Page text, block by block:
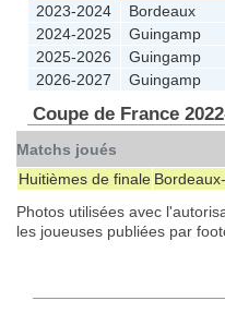
2023-2024
Bordeaux
2024-2025
Guingamp
2025-2026
Guingamp
2026-2027
Guingamp
Coupe de France
Matchs joués
Huitièmes de finale Bordeaux-
Photos utilisées avec
les joueuses publiées par